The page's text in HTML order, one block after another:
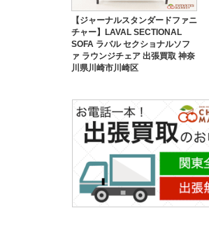
【ジャーナルスタンダードファニ
チャー】LAVAL SECTIONAL
SOFA ラバル セクショナルソフ
ァ ラウンジチェア 出張買取 神奈
川県川崎市川崎区